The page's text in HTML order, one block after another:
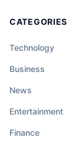
CATEGORIES
Technology
Business
News
Entertainment
Finance